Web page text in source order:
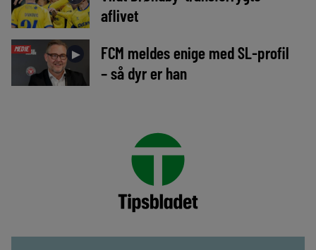
aflivet
MEDIE ►
FCM meldes enige med SL-profil
– så dyr er han